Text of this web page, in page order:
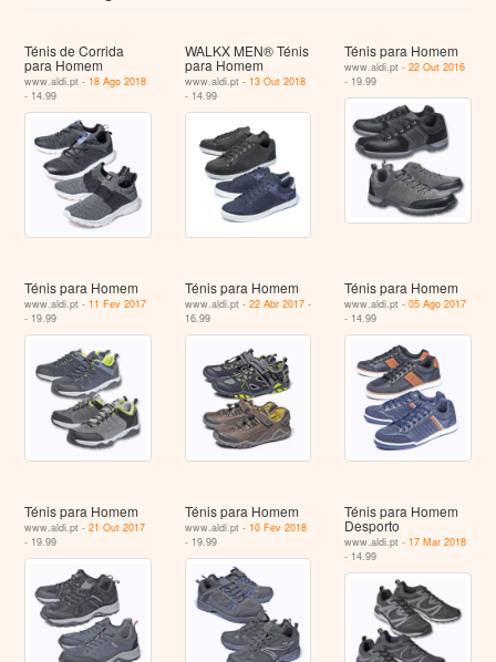
Ténis de Corrida
para Homem
www.aldi.pt - 18 Ago 2018
- 14.99
WALKX MEN® Ténis
para Homem
www.aldi.pt - 13 Out 2018
- 14.99
Ténis para Homem
www.aldi.pt -22 Out 2016
- 19.99
Ténis para Homem
www.aldi.pt - 11 Fev 2017
- 19.99
Ténis para Homem
www.aldi.pt - 22 Abr 2017-
16.99
Ténis para Homem
www.aldi.pt -05 Ago 2017
- 14.99
Ténis para Homem
www.aldi.pt -21 Out 2017
- 19.99
Ténis para Homem
www.aldi.pt - 10 Fev 2018
- 19.99
Ténis para Homem
Desporto
www.aldi.pt - 17 Mar 2018
- 14.99